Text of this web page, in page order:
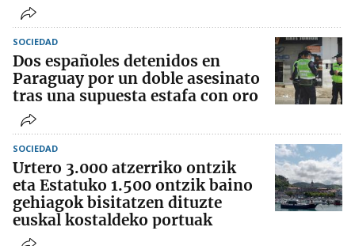
SOCIEDAD
Dos españoles detenidos en
Paraguay por un doble asesinato
tras una supuesta estafa con oro
SOCIEDAD
Urtero 3.000 atzerriko ontzik
eta Estatuko 1.500 ontzik baino
gehiagok bisitatzen dituzte
euskal kostaldeko portuak